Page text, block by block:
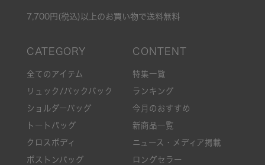
7,700円(税込)以上のお買い物で送料無料
全てのアイテム
リュック/バックパック
ショルダーバッグ
トートバッグ
クロスボディ
ボストンバッグ
特集一覧
ランキング
今月のおすすめ
新商品一覧
ニュース・メディア掲載
ロングセラー